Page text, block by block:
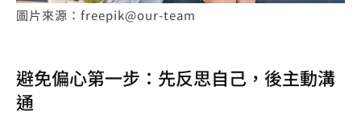
圖片來源：freepik@our-team
避免偏心第一步：先反思自己，後主動溝
通